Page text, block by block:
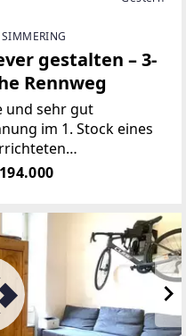
gestalten – 3-
Rennweg
und sehr gut
im 1. Stock eines
überzeugt vor
ruhige Lage: